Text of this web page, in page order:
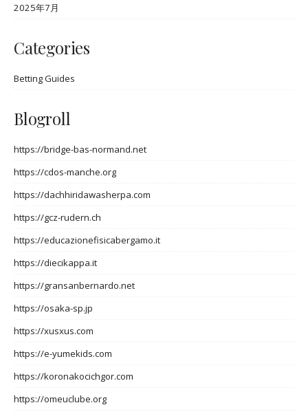
2025年7月
Categories
Betting Guides
Blogroll
https://bridge-bas-normand.net
https://cdos-manche.org
https://dachhiridawasherpa.com
https://gcz-rudern.ch
https://educazionefisicabergamo.it
https://diecikappa.it
https://gransanbernardo.net
https://osaka-sp.jp
https://xusxus.com
https://e-yumekids.com
https://koronakocichgor.com
https://omeuclube.org